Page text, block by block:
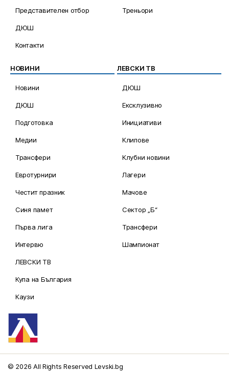
Представителен отбор
ДЮШ
Контакти
Треньори
НОВИНИ
Новини
ДЮШ
Подготовка
Медии
Трансфери
Евротурнири
Честит празник
Синя памет
Първа лига
Интервю
ЛЕВСКИ ТВ
Купа на България
Каузи
ЛЕВСКИ ТВ
ДЮШ
Ексклузивно
Инициативи
Клипове
Клубни новини
Лагери
Мачове
Сектор „Б“
Трансфери
Шампионат
© 2026 All Rights Reserved Levski.bg